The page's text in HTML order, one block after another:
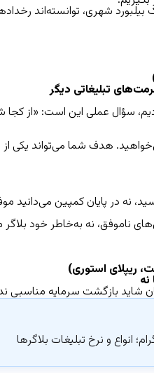
بیلبورد شهری، توانسته‌اند
تبلیغاتی دیگر
سؤال عملی این است: «از کجا
هدف شما می‌تواند یکی از
نه در پایان کمپین می‌دانید
نه به‌خاطر خود بلاگر
ریپلای استوری)
انواع و نرخ تبلیغات بلاگرها